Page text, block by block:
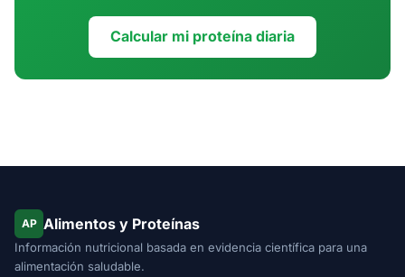
Calcular mi proteína diaria
AP Alimentos y Proteínas
Información nutricional basada en evidencia científica para una
alimentación saludable.